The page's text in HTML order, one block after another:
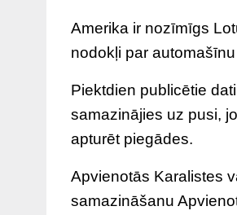
Amerika ir nozīmīgs
nodokļi par
Piektdien publicētie
samazinājies uz pusi,
apturēt piegādes.
Apvienotās Karalistes
samazināšanu